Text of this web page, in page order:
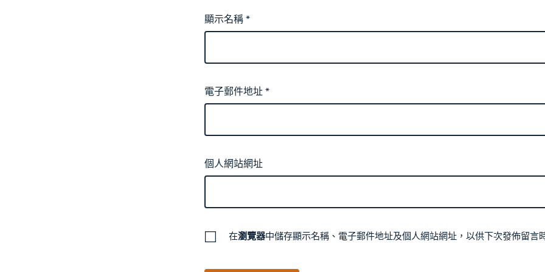
顯示名稱*
電子郵件地址*
個人網站網址
在瀏覽器中儲存顯示名稱、電子郵件地址及個人網站網址，以供下次發佈留言